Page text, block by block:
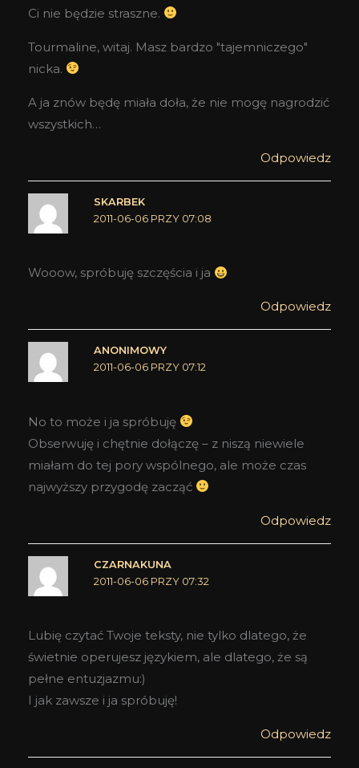
Ci nie będzie straszne.
Tourmaline, witaj. Masz bardzo "tajemniczego"
nicka.
A ja znów będę miała doła, że nie mogę nagrodzić
wszystkich…
Odpowiedz
SKARBEK
2011-06-06 PRZY 07:08
Wooow, spróbuję szczęścia i ja
Odpowiedz
ANONIMOWY
2011-06-06 PRZY 07:12
No to może i ja spróbuję
Obserwuję i chętnie dołączę – z niszą niewiele
miałam do tej pory wspólnego, ale może czas
najwyższy przygodę zacząć
Odpowiedz
CZARNAKUNA
2011-06-06 PRZY 07:32
Lubię czytać Twoje teksty, nie tylko dlatego, że
świetnie operujesz językiem, ale dlatego, że są
pełne entuzjazmu:)
I jak zawsze i ja spróbuję!
Odpowiedz